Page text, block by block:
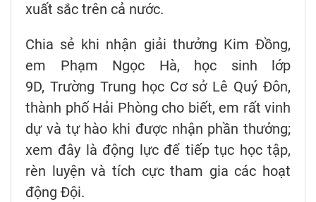
xuất sắc trên cả nước.
Chia sẻ khi nhận giải thưởng Kim Đồng,
em Phạm Ngọc Hà, học sinh lớp
9D, Trường Trung học Cơ sở Lê Quý Đôn,
thành phố Hải Phòng cho biết, em rất vinh
dự và tự hào khi được nhận phần thưởng;
xem đây là động lực để tiếp tục học tập,
rèn luyện và tích cực tham gia các hoạt
động Đội.